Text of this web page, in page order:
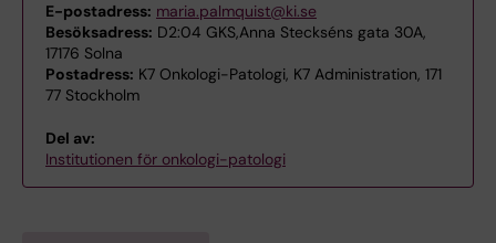
E-postadress: maria.palmquist@ki.se
Besöksadress: D2:04 GKS,Anna Steckséns gata 30A,
17176 Solna
Postadress: K7 Onkologi-Patologi, K7 Administration, 171
77 Stockholm
Del av:
Institutionen för onkologi-patologi